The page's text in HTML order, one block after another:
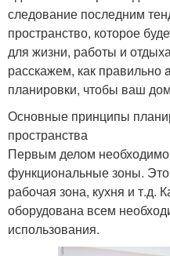
следование последним
пространство, которое
для жизни, работы и
расскажем, как правильно
планировки, чтобы ваш
Основные принципы
пространства
Первым делом необходимо
функциональные зоны.
рабочая зона, кухня и т.д.
оборудована всем
использования.